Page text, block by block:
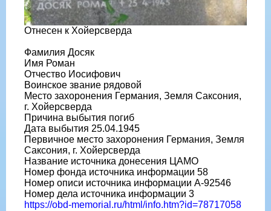
Отнесен к Хойерсверда
Фамилия Досяк
Имя Роман
Отчество Иосифович
Воинское звание рядовой
Место захоронения Германия, Земля Саксония,
г. Хойерсверда
Причина выбытия погиб
Дата выбытия 25.04.1945
Первичное место захоронения Германия, Земля
Саксония, г. Хойерсверда
Название источника донесения ЦАМО
Номер фонда источника информации 58
Номер описи источника информации A-92546
Номер дела источника информации 3
https://obd-memorial.ru/html/info.htm?id=78717058